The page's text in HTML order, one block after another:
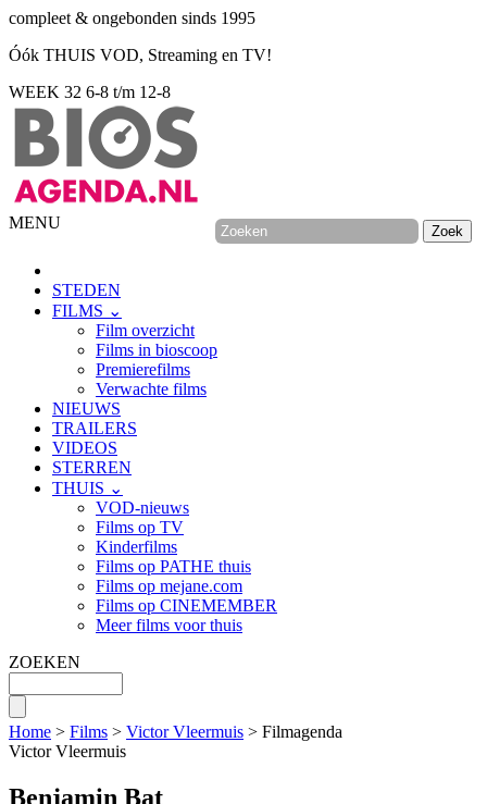
compleet & ongebonden sinds 1995
Óók THUIS VOD, Streaming en TV!
WEEK 32 6-8 t/m 12-8
MENU
STEDEN
FILMS ⌄
Film overzicht
Films in bioscoop
Premierefilms
Verwachte films
NIEUWS
TRAILERS
VIDEOS
STERREN
THUIS ⌄
VOD-nieuws
Films op TV
Kinderfilms
Films op PATHE thuis
Films op mejane.com
Films op CINEMEMBER
Meer films voor thuis
ZOEKEN
Home > Films > Victor Vleermuis > Filmagenda
Victor Vleermuis
Benjamin Bat